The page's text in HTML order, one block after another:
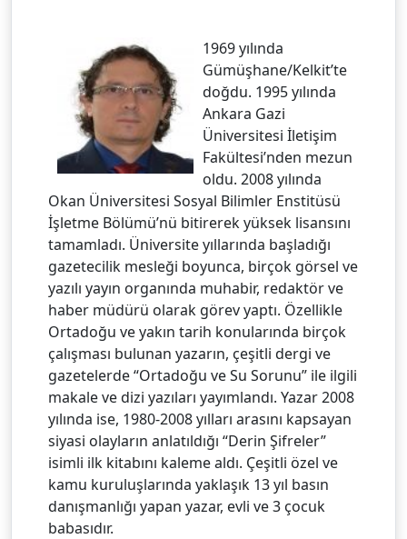
1969 yılında
Gümüşhane/Kelkit’te
doğdu. 1995 yılında
Ankara Gazi
Üniversitesi İletişim
Fakültesi’nden mezun
oldu. 2008 yılında
Okan Üniversitesi Sosyal Bilimler Enstitüsü
İşletme Bölümü’nü bitirerek yüksek lisansını
tamamladı. Üniversite yıllarında başladığı
gazetecilik mesleği boyunca, birçok görsel ve
yazılı yayın organında muhabir, redaktör ve
haber müdürü olarak görev yaptı. Özellikle
Ortadoğu ve yakın tarih konularında birçok
çalışması bulunan yazarın, çeşitli dergi ve
gazetelerde “Ortadoğu ve Su Sorunu” ile ilgili
makale ve dizi yazıları yayımlandı. Yazar 2008
yılında ise, 1980-2008 yılları arasını kapsayan
siyasi olayların anlatıldığı “Derin Şifreler”
isimli ilk kitabını kaleme aldı. Çeşitli özel ve
kamu kuruluşlarında yaklaşık 13 yıl basın
danışmanlığı yapan yazar, evli ve 3 çocuk
babasıdır.